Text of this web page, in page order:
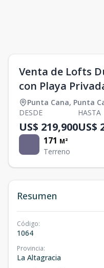
Venta de Lofts
con Playa
Punta Cana, Punta
DESDE
US$ 219,900
HASTA
US$
171 M²
Terreno
Resumen
Código:
1064
Provincia:
La Altagracia